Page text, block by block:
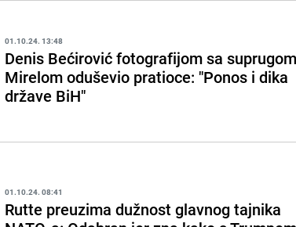
01.10.24. 13:48
Denis Bećirović fotografijom sa suprugom
Mirelom oduševio pratioce: "Ponos i dika
države BiH"
01.10.24. 08:41
Rutte preuzima dužnost glavnog tajnika